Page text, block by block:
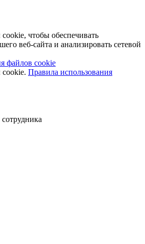
чтобы обеспечивать
веб-сайта и анализировать сетевой
файлов cookie
Правила использования